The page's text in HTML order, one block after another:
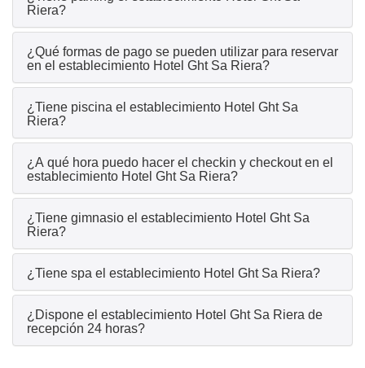
Riera?
¿Qué formas de pago se pueden utilizar para reservar
en el establecimiento Hotel Ght Sa Riera?
¿Tiene piscina el establecimiento Hotel Ght Sa
Riera?
¿A qué hora puedo hacer el checkin y checkout en el
establecimiento Hotel Ght Sa Riera?
¿Tiene gimnasio el establecimiento Hotel Ght Sa
Riera?
¿Tiene spa el establecimiento Hotel Ght Sa Riera?
¿Dispone el establecimiento Hotel Ght Sa Riera de
recepción 24 horas?